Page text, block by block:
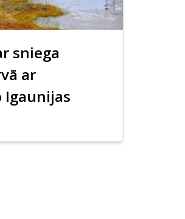
sniega
ar